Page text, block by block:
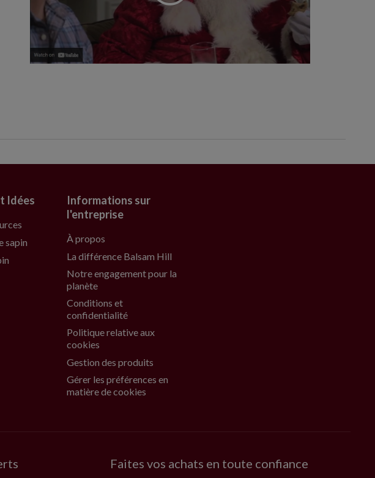
Idées
sapin
Informations sur
l'entreprise
À propos
La différence Balsam Hill
Notre engagement pour la
planète
Conditions et
confidentialité
Politique relative aux
cookies
Gestion des produits
Gérer les préférences en
matière de cookies
Faites vos achats en toute confiance